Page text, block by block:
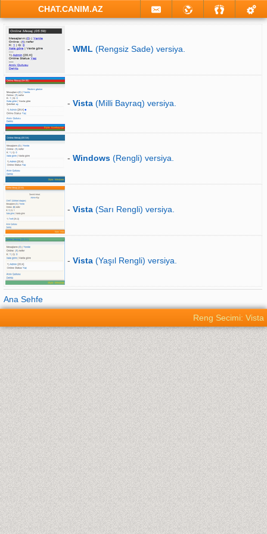
CHAT.CANIM.AZ
- WML (Rengsiz Sade) versiya.
- Vista (Milli Bayraq) versiya.
- Windows (Rengli) versiya.
- Vista (Sarı Rengli) versiya.
- Vista (Yaşıl Rengli) versiya.
Ana Sehfe
Reng Secimi: Vista